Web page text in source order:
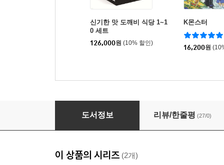
신기한 맛 도깨비 식당 1~1
0 세트
126,000원 (10% 할인)
K몬스터
16,200원
구슬 도사 고미호 2 : 숨겨진 힘을 깨워라
도서정보 리뷰/한줄평 (27/0)
이 상품의 시리즈 (2개)